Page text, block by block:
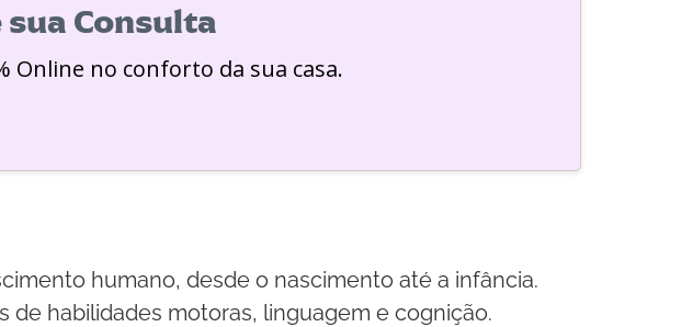
Consulta
Online no conforto da sua casa.
humano, desde o nascimento até a infância.
habilidades motoras, linguagem e cognição.